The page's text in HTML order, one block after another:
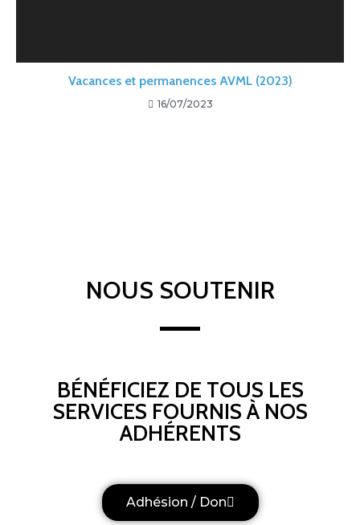
Vacances et permanences AVML (2023)
16/07/2023
NOUS SOUTENIR
BÉNÉFICIEZ DE TOUS LES
SERVICES FOURNIS À NOS
ADHÉRENTS
Adhésion / Don